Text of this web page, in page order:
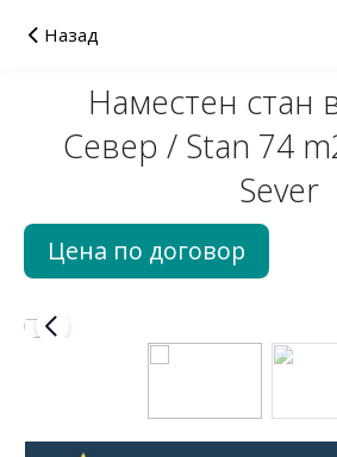
Назад
Наместен стан
Север / Stan 74
Sever
Цена по договор